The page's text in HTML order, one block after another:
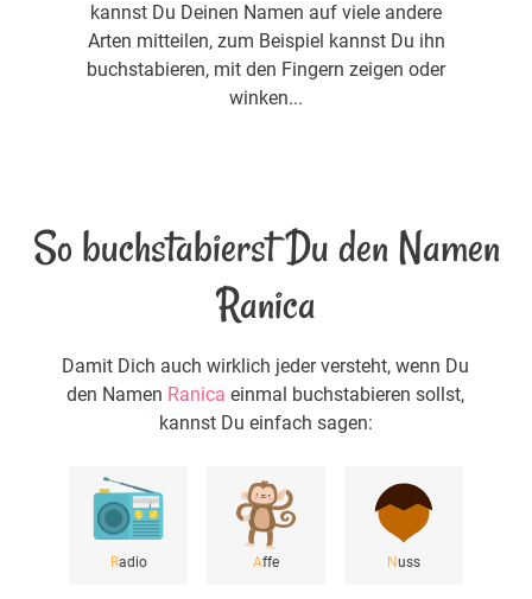
kannst Du Deinen Namen auf viele andere
Arten mitteilen, zum Beispiel kannst Du ihn
buchstabieren, mit den Fingern zeigen oder
winken...
So buchstabierst Du den Namen
Ranica
Damit Dich auch wirklich jeder versteht, wenn Du
den Namen Ranica einmal buchstabieren sollst,
kannst Du einfach sagen:
Radio Affe Nuss